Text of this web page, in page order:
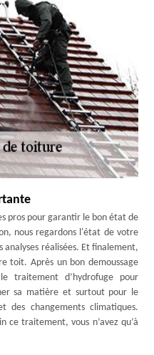
pros pour garantir le bon état de
nous regardons l'état de votre
réalisées. Et finalement,
toit. Après un bon demoussage
d’hydrofuge pour
sa matière et surtout pour le
des changements climatiques.
traitement, vous n’avez qu’à